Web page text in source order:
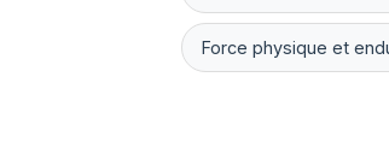
Force physique et